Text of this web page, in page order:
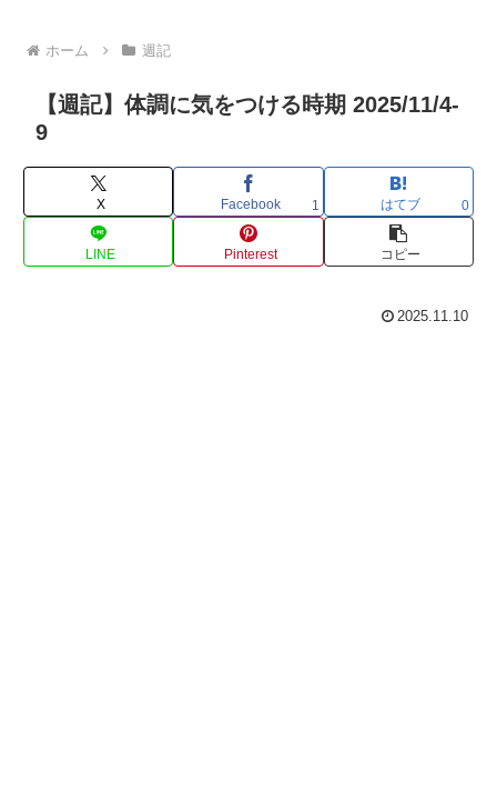
ホーム 週記
【週記】体調に気をつける時期 2025/11/4-
9
X Facebook 1 はてブ 0
LINE Pinterest コピー
2025.11.10